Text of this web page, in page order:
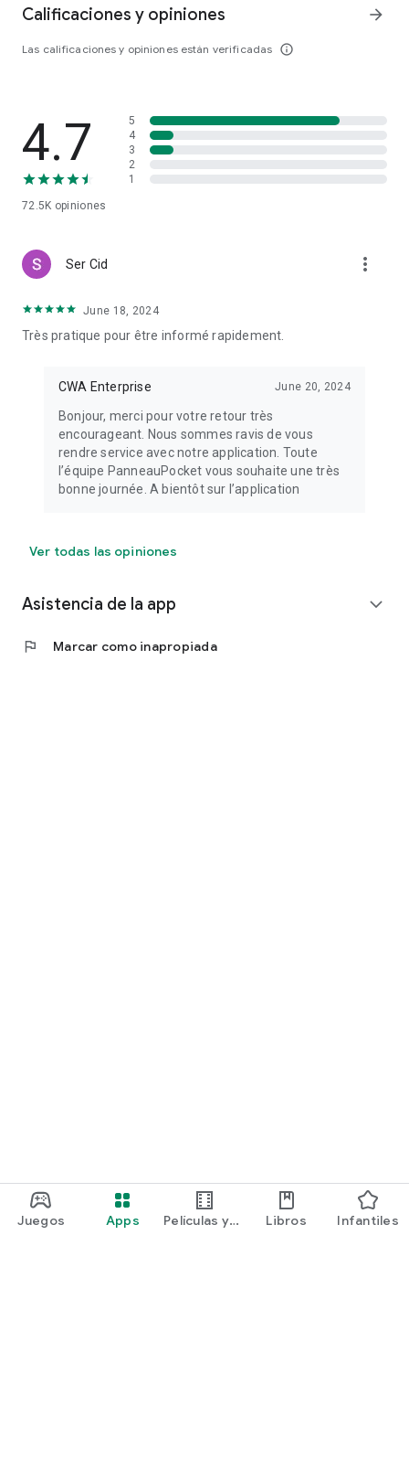
Juegos Apps
Películas y
Libros Infantiles
Calificaciones y opiniones
Las calificaciones y opiniones están verificadas info_outline
arrow_forward
4.7
72.5K opiniones
5
4
3
2
1
Ser Cid more_vert
June 18, 2024
Très pratique pour être informé rapidement.
CWA Enterprise June 20, 2024
Bonjour, merci pour votre retour très
encourageant. Nous sommes ravis de vous
rendre service avec notre application. Toute
l’équipe PanneauPocket vous souhaite une très
bonne journée. A bientôt sur l’application
Ver todas las opiniones
Asistencia de la app expand_more
flag Marcar como inapropiada